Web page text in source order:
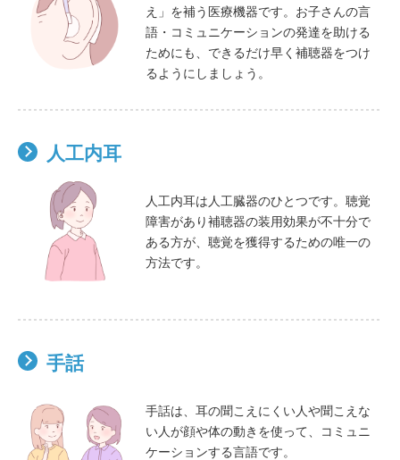
え」を補う医療機器です。お子さんの言
語・コミュニケーションの発達を助ける
ためにも、できるだけ早く補聴器をつけ
るようにしましょう。
人工内耳
人工内耳は人工臓器のひとつです。聴覚
障害があり補聴器の装用効果が不十分で
ある方が、聴覚を獲得するための唯一の
方法です。
手話
手話は、耳の聞こえにくい人や聞こえな
い人が顔や体の動きを使って、コミュニ
ケーションする言語です。